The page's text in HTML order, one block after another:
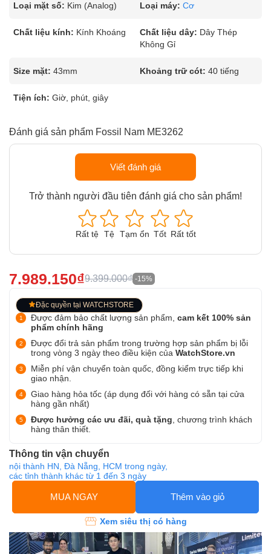
Loại mặt số: Kim (Analog) Loại máy: Cơ
Chất liệu kính: Kính Khoáng Chất liệu dây: Dây Thép
Không Gỉ
Size mặt: 43mm Khoảng trữ cót: 40 tiếng
Tiện ích: Giờ, phút, giây
Đánh giá sản phẩm Fossil Nam ME3262
Viết đánh giá
Trở thành người đầu tiên đánh giá cho sản phẩm!
Rất tệ Tệ Tạm ổn Tốt Rất tốt
7.989.150₫9.399.000₫ -15%
Đặc quyền tại WATCHSTORE
Được đảm bảo chất lượng sản phẩm, cam kết 100% sản
phẩm chính hãng
Được đổi trả sản phẩm trong trường hợp sản phẩm bị lỗi
trong vòng 3 ngày theo điều kiện của WatchStore.vn
Miễn phí vận chuyển toàn quốc, đồng kiểm trực tiếp khi
giao nhận.
Giao hàng hỏa tốc (áp dụng đối với hàng có sẵn tại cửa
hàng gần nhất)
Được hưởng các ưu đãi, quà tặng , chương trình khách
hàng thân thiết.
Thông tin vận chuyển
nội thành HN, Đà Nẵng, HCM trong ngày,
các tỉnh thành khác từ 1 đến 3 ngày
MUA NGAY Thêm vào giỏ
Xem siêu thị có hàng